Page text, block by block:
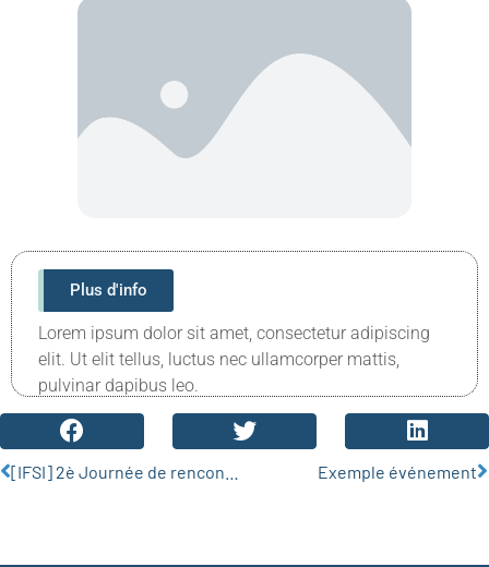
Plus d'info
Lorem ipsum dolor sit amet, consectetur adipiscing
elit. Ut elit tellus, luctus nec ullamcorper mattis,
pulvinar dapibus leo.
Exemple événement